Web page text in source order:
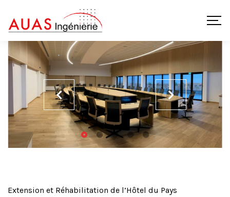
Extension et Réhabilitation de l’Hôtel du Pays